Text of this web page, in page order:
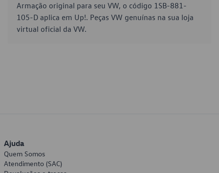
Armação original para seu VW, o código 1SB-881-
105-D aplica em Up!. Peças VW genuínas na sua loja
virtual oficial da VW.
Ajuda
Quem Somos
Atendimento (SAC)